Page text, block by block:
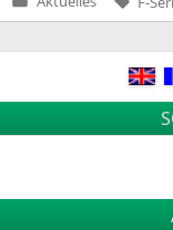
Veröffentlicht
in